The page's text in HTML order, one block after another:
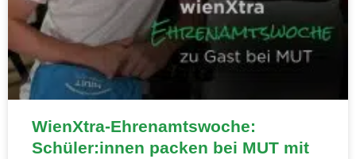
WienXtra-Ehrenamtswoche:
Schüler:innen packen bei MUT mit